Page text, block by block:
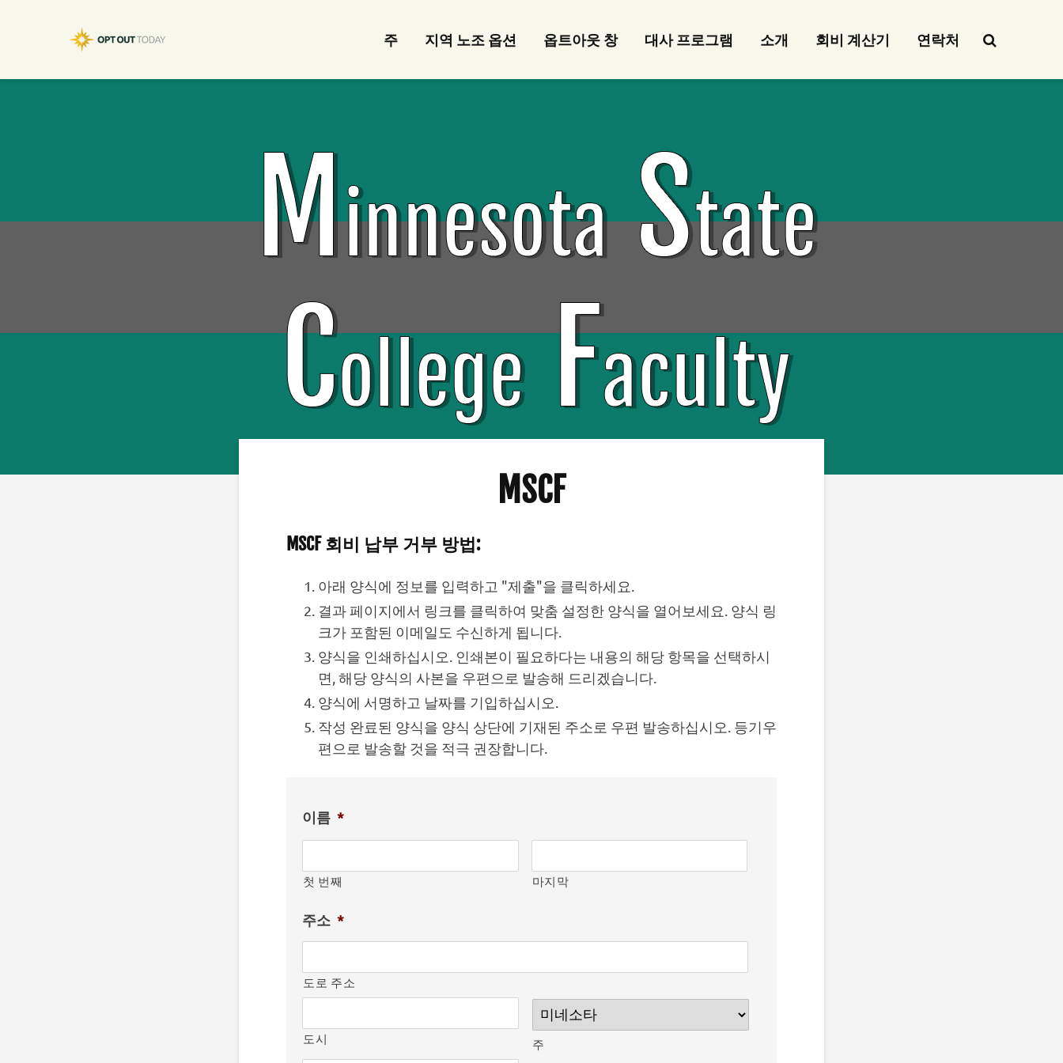
주 지역 노조 옵션 옵트아웃 창 대사 프로그램 소개 회비 계산기 연락처
MSCF
MSCF 회비 납부 거부 방법:
아래 양식에 정보를 입력하고 "제출"을 클릭하세요.
결과 페이지에서 링크를 클릭하여 맞춤 설정한 양식을 열어보세요. 양식 링
크가 포함된 이메일도 수신하게 됩니다.
양식을 인쇄하십시오. 인쇄본이 필요하다는 내용의 해당 항목을 선택하시
면, 해당 양식의 사본을 우편으로 발송해 드리겠습니다.
양식에 서명하고 날짜를 기입하십시오.
작성 완료된 양식을 양식 상단에 기재된 주소로 우편 발송하십시오. 등기우
편으로 발송할 것을 적극 권장합니다.
이름 *
첫 번째 마지막
주소 *
도로 주소
도시 주